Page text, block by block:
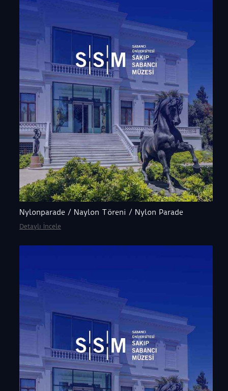
Nylonparade / Naylon Töreni / Nylon Parade
Detaylı İncele